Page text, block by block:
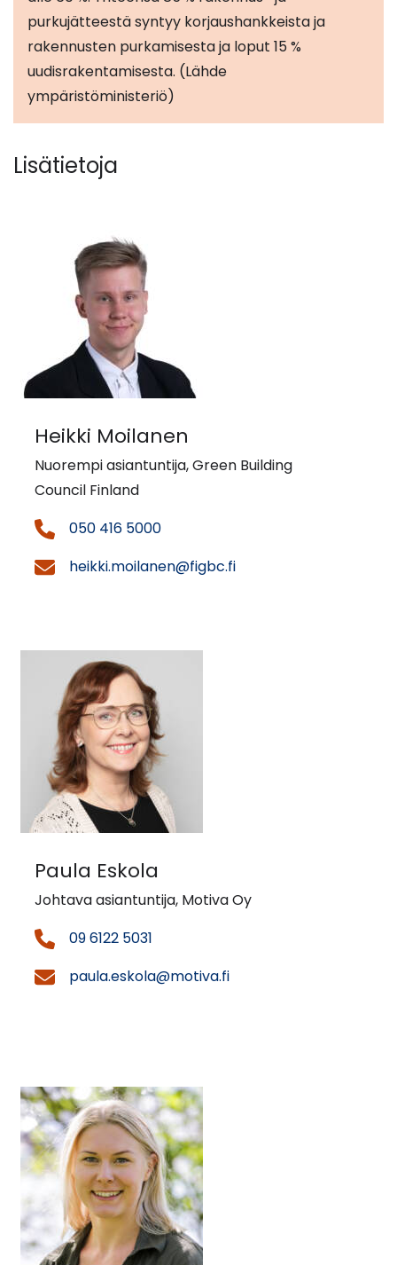
purkujätteestä syntyy korjaushankkeista ja
rakennusten purkamisesta ja loput 15 %
uudisrakentamisesta. (Lähde
ympäristöministeriö)
Lisätietoja
Heikki Moilanen
Nuorempi asiantuntija, Green Building
Council Finland
050 416 5000
heikki.moilanen@figbc.fi
Paula Eskola
Johtava asiantuntija, Motiva Oy
09 6122 5031
paula.eskola@motiva.fi